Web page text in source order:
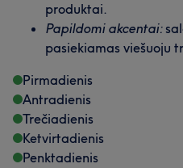
produktai.
Papildomi akcentai:
pasiekiamas viešuoju
Pirmadienis
Antradienis
Trečiadienis
Ketvirtadienis
Penktadienis